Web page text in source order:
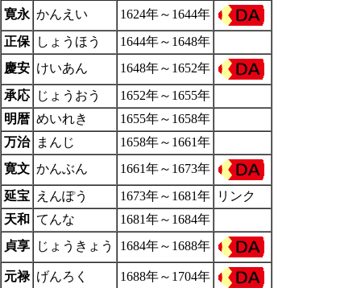
寛永 かんえい
1624年～1644年
正保
しょうほう
1644年～1648年
慶安 けいあん
1648年～1652年
承応
じょうおう
1652年～1655年
明暦 めいれき
1655年～1658年
万治
まんじ
1658年～1661年
寛文 かんぶん
1661年～1673年
延宝
えんぽう 1673年～1681年
リンク
天和 てんな
1681年～1684年
貞享
じょうきょう 1684年～1688年
元禄 げんろく 1688年～1704年